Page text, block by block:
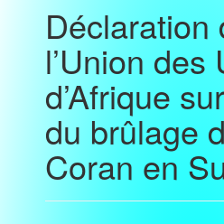
Déclaration
l’Union des
d’Afrique
du brûlage
Coran en